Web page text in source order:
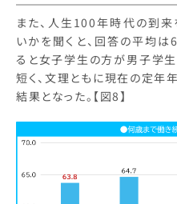
また、人生100年時代の到
いかを聞くと、回答の平均
ると女子学生の方が男子学
短く、文理ともに現在の定年
結果となった。【図8】